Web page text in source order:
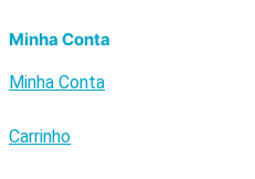
Minha Conta
Minha Conta
Carrinho